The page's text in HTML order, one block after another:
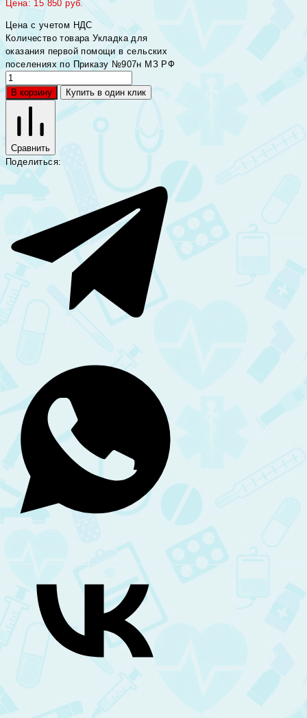
Цена: 15 850 руб.
Цена с учетом НДС
Количество товара Укладка для
оказания первой помощи в сельских
поселениях по Приказу №907н МЗ РФ
В корзину Купить в один клик
Сравнить
Поделиться: